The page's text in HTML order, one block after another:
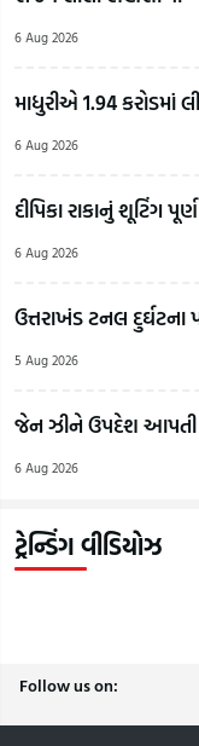
6 Aug 2026
માધુરીએ 1.94 કરોડમાં
6 Aug 2026
દીપિકા રાકાનું શૂટિંગ
6 Aug 2026
ઉત્તરાખંડ ટનલ
5 Aug 2026
6 Aug 2026
ટ્રેન્ડિંગ વીડિયોઝ
RSS
Mohan
On
LGBTQ+
અને
લગ્નો મુદ્દે
વડા મોહન
નિવેદન
6
Follow us on: